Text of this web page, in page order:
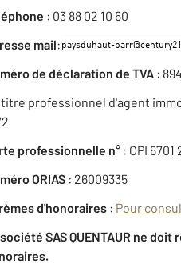
: 03 88 02 10 60
mail:
de déclaration de TVA :
professionnel d'agent
professionnelle n° : CPI
ORIAS : 26009335
d'honoraires : Pour
SAS QUENTAUR ne